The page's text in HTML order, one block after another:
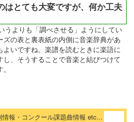
とても大変ですが、何か工夫
うよりも「調べさせる」ようにしてい
ズの表と裏表紙の内側に音楽辞典があ
いですね。楽譜を読むときに楽語に
し、そうすることで音楽と結びつけて
情報・コンクール課題曲情報 etc...